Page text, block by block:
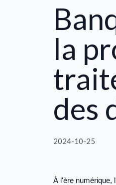
la
des
2024-10-25
À l'ère numérique,